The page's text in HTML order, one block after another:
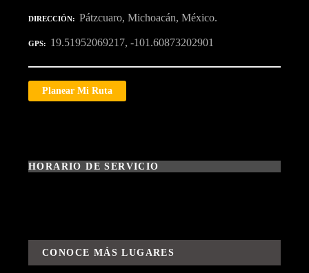
DIRECCIÓN Pátzcuaro, Michoacán, México.
GPS 19.51952069217, -101.60873202901
Planear Mi Ruta
HORARIO DE SERVICIO
CONOCE MÁS LUGARES